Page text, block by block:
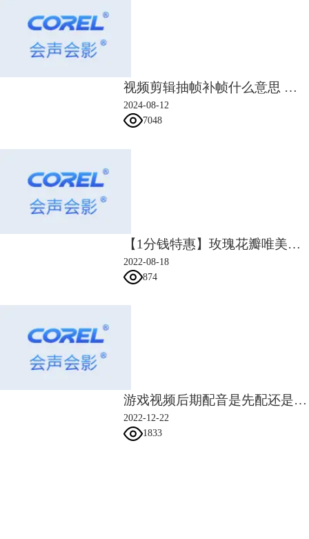
频编辑软件中自带的视频。
图4：添加视频图层
3.用鼠标右键单击我们叠加的视频图层，点击“运动”，选择“自定义运
动”，打开自定义运动面板。
图5：选择“自定义运动”
4面板中视频下方的红点为我们当前所编辑的点，在最开始的点上，把视
视频剪辑抽帧补帧什么意思 视频剪辑如何抽帧补帧
2024-08-12
7048
【1分钱特惠】玫瑰花瓣唯美浪漫婚礼相册模板
2022-08-18
874
游戏视频后期配音是先配还是先剪 游戏视频怎么剪辑制作
2022-12-22
1833